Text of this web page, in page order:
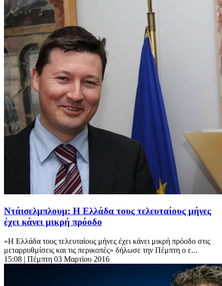
Ντάισελμπλουμ: Η Ελλάδα τους τελευταίους μήνες
έχει κάνει μικρή πρόοδο
«Η Ελλάδα τους τελευταίους μήνες έχει κάνει μικρή πρόοδο στις
μεταρρυθμίσεις και τις περικοπές» δήλωσε την Πέμπτη ο ε...
15:08 | Πέμπτη 03 Μαρτίου 2016